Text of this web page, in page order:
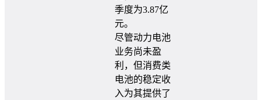
季度为3.87亿
元。
尽管动力电池
业务尚未盈
利，但消费类
电池的稳定收
入为其提供了